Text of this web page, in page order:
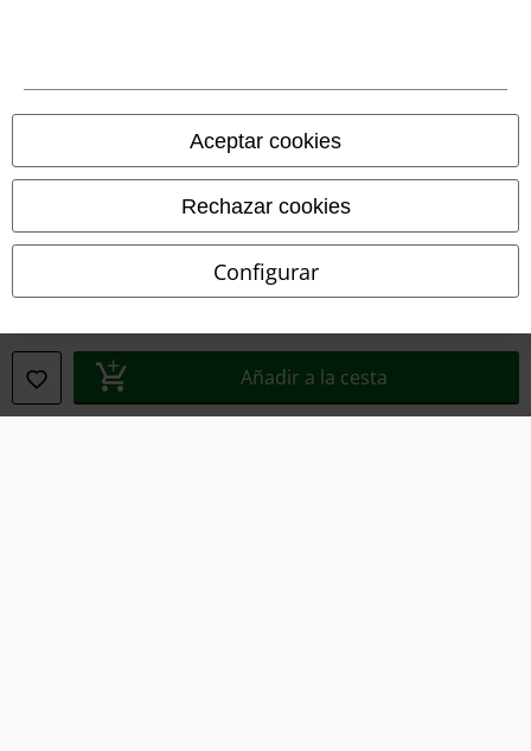
Aceptar cookies
Rechazar cookies
Configurar
Añadir a la cesta
Términos y Condiciones
Aviso Legal
Ley protección de datos
Eliminación de residuos y protección del medioambiente
Declaración de Conformidad
Información sobre accesibilidad